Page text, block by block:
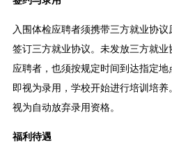
入围体检应聘者须携带三方就业协
签订三方就业协议。未发放三方就
应聘者，也须按规定时间到达指定
即视为录用，学校开始进行培训培养
视为自动放弃录用资格。
福利待遇